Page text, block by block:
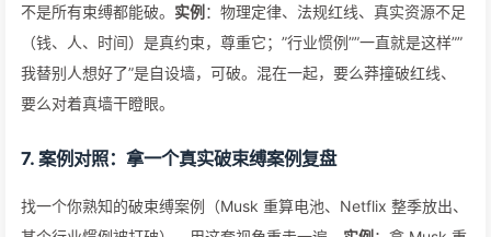
不是所有束缚都能破。 实例 ：物理定律、法规红线、真实资源不足
（钱、人、时间）是真约束，尊重它；”行业惯例””一直就是这样””
我替别人想好了”是自设墙，可破。混在一起，要么莽撞破红线、
要么对着真墙干瞪眼。
7. 案例对照：拿一个真实破束缚案例复盘
找一个你熟知的破束缚案例（Musk 重算电池、Netflix 整季放出、